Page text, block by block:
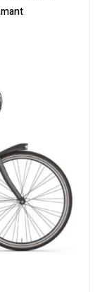
,VTC Electrique